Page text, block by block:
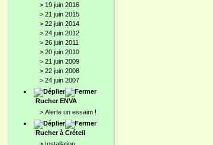
> 19 juin 2016
> 21 juin 2015
> 22 juin 2014
> 24 juin 2012
> 26 juin 2011
> 20 juin 2010
> 21 juin 2009
> 22 juin 2008
> 24 juin 2007
Rucher ENVA
> Alerte un essaim !
Rucher à Créteil